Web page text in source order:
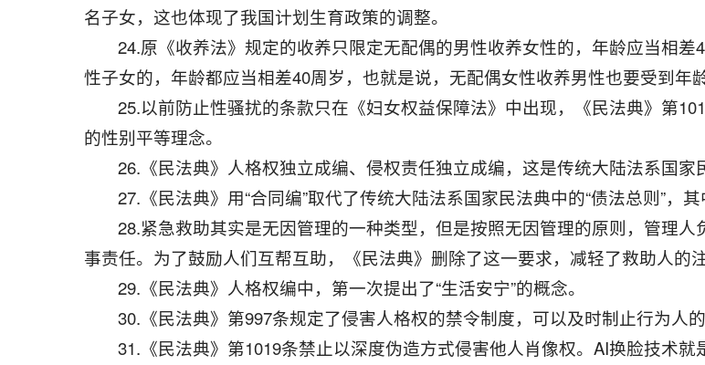
名子女，这也体现了我国计划生育政策的调整。
24.原《收养法》规定的收养只限定无配偶的男性收养女性的，年龄应当相
性子女的，年龄都应当相差40周岁，也就是说，无配偶女性收养男性也要受到年龄
25.以前防止性骚扰的条款只在《妇女权益保障法》中出现，《民法典》第
的性别平等理念。
26.《民法典》人格权独立成编、侵权责任独立成编，这是传统大陆法系国家
27.《民法典》用“合同编”取代了传统大陆法系国家民法典中的“债法总则”，
28.紧急救助其实是无因管理的一种类型，但是按照无因管理的原则，管理
事责任。为了鼓励人们互帮互助，《民法典》删除了这一要求，减轻了救助人的注
29.《民法典》人格权编中，第一次提出了“生活安宁”的概念。
30.《民法典》第997条规定了侵害人格权的禁令制度，可以及时制止行为人的
31.《民法典》第1019条禁止以深度伪造方式侵害他人肖像权。AI换脸技术就